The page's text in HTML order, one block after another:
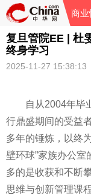
商
复旦管院EE | 杜
终身学习
2025-11-27 15:38:13
自从2004年毕
行鼎盛期间的受益
多年的锤炼，以终
壁环球”家族办公
多的是收获和不断
思维与创新管理课